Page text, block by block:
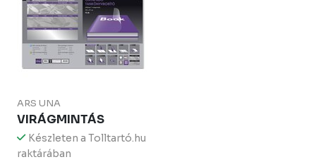
ARS UNA
VIRÁGMINTÁS
Készleten a Tolltartó.hu
raktárában